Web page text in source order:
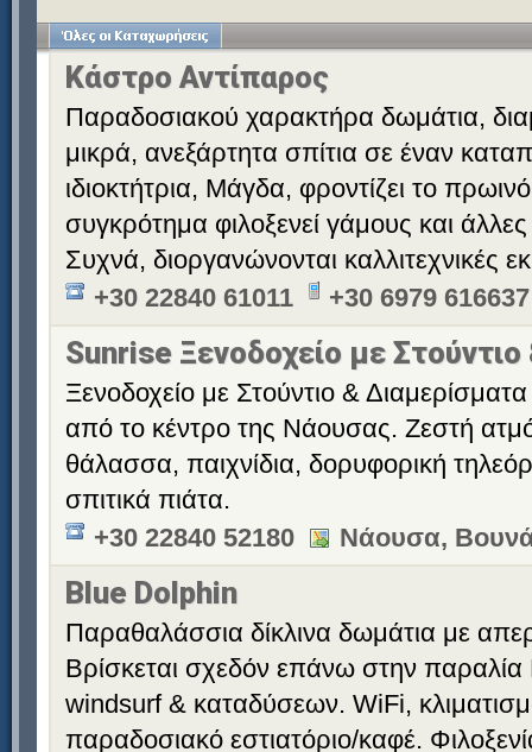
Κάστρο Αντίπαρος
Παραδοσιακού χαρακτήρα δωμάτια,
μικρά, ανεξάρτητα σπίτια σε έναν
ιδιοκτήτρια, Μάγδα, φροντίζει το
συγκρότημα φιλοξενεί γάμους και
Συχνά, διοργανώνονται καλλιτεχνικές
+30 22840 61011
+30 6979 616637
Sunrise Ξενοδοχείο με
Ξενοδοχείο με Στούντιο &
από το κέντρο της Νάουσας. Ζεστή
θάλασσα, παιχνίδια, δορυφορική
σπιτικά πιάτα.
+30 22840 52180
Νάουσα,
Blue Dolphin
Παραθαλάσσια δίκλινα δωμάτια με
Βρίσκεται σχεδόν επάνω στην
windsurf & καταδύσεων. WiFi,
παραδοσιακό εστιατόριο/καφέ.